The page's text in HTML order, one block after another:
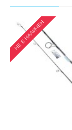
НЕ Е НАЛИЧЕН